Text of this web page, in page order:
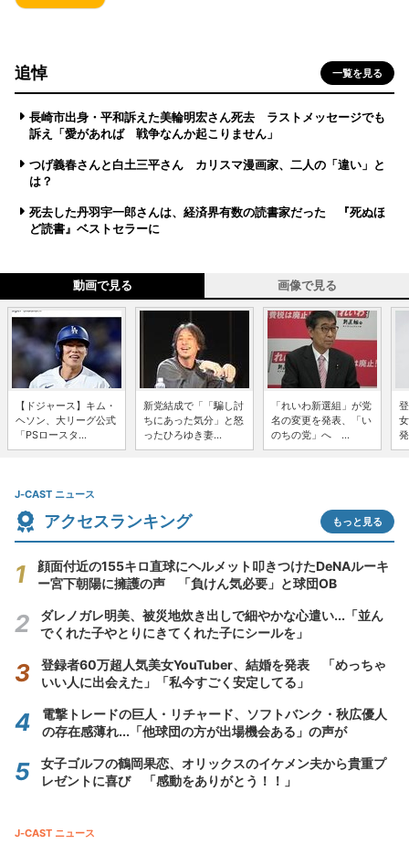
追悼 一覧を見る
長崎市出身・平和訴えた美輪明宏さん死去 ラストメッセージでも
訴え「愛があれば 戦争なんか起こりません」
つげ義春さんと白土三平さん カリスマ漫画家、二人の「違い」と
は？
死去した丹羽宇一郎さんは、経済界有数の読書家だった 『死ぬほ
ど読書』ベストセラーに
動画で見る 画像で見る
【ドジャース】キム・
ヘソン、大リーグ公式
「PSロースタ...
新党結成で「「騙し討
ちにあった気分」と怒
ったひろゆき妻...
「れいわ新選組」が党
名の変更を発表、「い
のちの党」へ ...
J-CAST ニュース
アクセスランキング もっと見る
顔面付近の155キロ直球にヘルメット叩きつけたDeNAルーキ
ー宮下朝陽に擁護の声 「負けん気必要」と球団OB
ダレノガレ明美、被災地炊き出しで細やかな心遣い...「並ん
でくれた子やとりにきてくれた子にシールを」
登録者60万超人気美女YouTuber、結婚を発表 「めっちゃ
いい人に出会えた」「私今すごく安定してる」
電撃トレードの巨人・リチャード、ソフトバンク・秋広優人
の存在感薄れ...「他球団の方が出場機会ある」の声が
女子ゴルフの鶴岡果恋、オリックスのイケメン夫から貴重プ
レゼントに喜び 「感動をありがとう！！」
J-CAST ニュース